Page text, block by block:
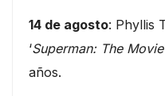
14 de agosto: Phyllis
‘Superman: The
años.